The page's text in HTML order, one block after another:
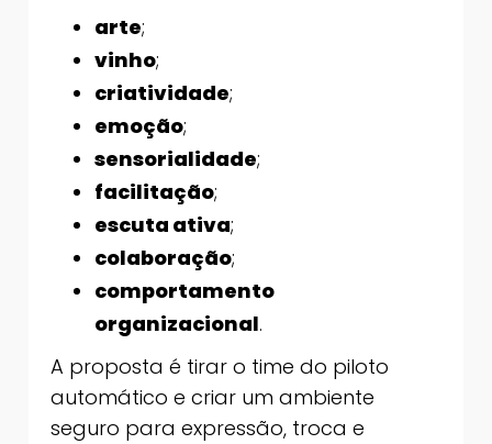
arte;
vinho;
criatividade;
emoção;
sensorialidade;
facilitação;
escuta ativa;
colaboração;
comportamento
organizacional.
A proposta é tirar o time do piloto
automático e criar um ambiente
seguro para expressão, troca e